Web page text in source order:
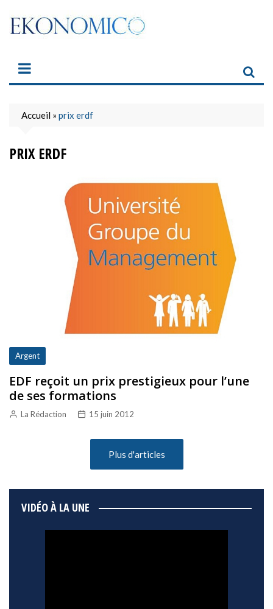
content
Accueil » prix erdf
PRIX ERDF
Argent
EDF reçoit un prix prestigieux pour l’une
de ses formations
La Rédaction 15 juin 2012
Plus d'articles
VIDÉO À LA UNE